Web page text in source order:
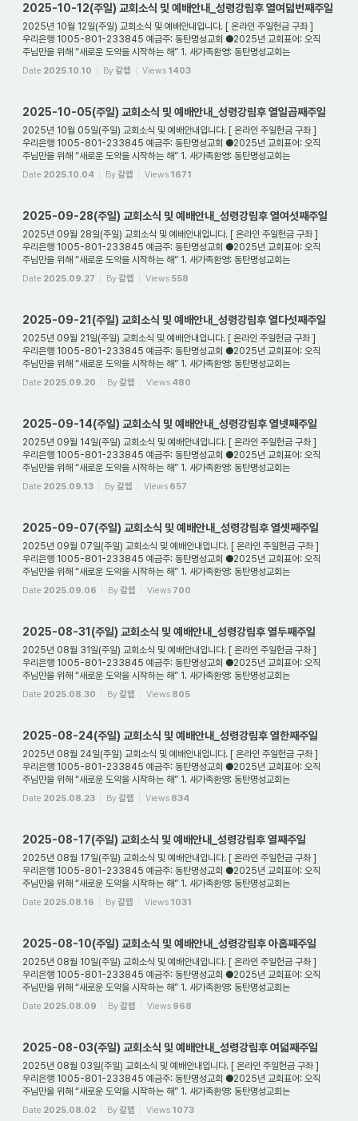
2025-10-12(주일) 교회소식 및 예배안내_성령강림후 열여덟번째주일
2025년 10월 12일(주일) 교회소식 및 예배안내입니다. [ 온라인 주일헌금 구좌 ]
우리은행 1005-801-233845 예금주: 동탄명성교회 ●2025년 교회표어: 오직
주님만을 위해 “새로운 도약을 시작하는 해” 1. 새가족환영: 동탄명성교회는
대한예수교장로회(통합) ...
Date 2025.10.10 By갈렙 Views 1403
2025-10-05(주일) 교회소식 및 예배안내_성령강림후 열일곱째주일
2025년 10월 05일(주일) 교회소식 및 예배안내입니다. [ 온라인 주일헌금 구좌 ]
우리은행 1005-801-233845 예금주: 동탄명성교회 ●2025년 교회표어: 오직
주님만을 위해 “새로운 도약을 시작하는 해” 1. 새가족환영: 동탄명성교회는
Date 2025.10.04 By갈렙 Views 1671
2025-09-28(주일) 교회소식 및 예배안내_성령강림후 열여섯째주일
2025년 09월 28일(주일) 교회소식 및 예배안내입니다. [ 온라인 주일헌금 구좌 ]
우리은행 1005-801-233845 예금주: 동탄명성교회 ●2025년 교회표어: 오직
주님만을 위해 “새로운 도약을 시작하는 해” 1. 새가족환영: 동탄명성교회는
Date 2025.09.27 By갈렙 Views 558
2025-09-21(주일) 교회소식 및 예배안내_성령강림후 열다섯째주일
2025년 09월 21일(주일) 교회소식 및 예배안내입니다. [ 온라인 주일헌금 구좌 ]
우리은행 1005-801-233845 예금주: 동탄명성교회 ●2025년 교회표어: 오직
주님만을 위해 “새로운 도약을 시작하는 해” 1. 새가족환영: 동탄명성교회는
Date 2025.09.20 By갈렙 Views 480
2025-09-14(주일) 교회소식 및 예배안내_성령강림후 열넷째주일
2025년 09월 14일(주일) 교회소식 및 예배안내입니다. [ 온라인 주일헌금 구좌 ]
우리은행 1005-801-233845 예금주: 동탄명성교회 ●2025년 교회표어: 오직
주님만을 위해 “새로운 도약을 시작하는 해” 1. 새가족환영: 동탄명성교회는
대한예수교장로회(통합) ...
Date 2025.09.13 By갈렙 Views 657
2025-09-07(주일) 교회소식 및 예배안내_성령강림후 열셋째주일
2025년 09월 07일(주일) 교회소식 및 예배안내입니다. [ 온라인 주일헌금 구좌 ]
우리은행 1005-801-233845 예금주: 동탄명성교회 ●2025년 교회표어: 오직
주님만을 위해 “새로운 도약을 시작하는 해” 1. 새가족환영: 동탄명성교회는
Date 2025.09.06 By갈렙 Views 700
2025-08-31(주일) 교회소식 및 예배안내_성령강림후 열두째주일
2025년 08월 31일(주일) 교회소식 및 예배안내입니다. [ 온라인 주일헌금 구좌 ]
우리은행 1005-801-233845 예금주: 동탄명성교회 ●2025년 교회표어: 오직
주님만을 위해 “새로운 도약을 시작하는 해” 1. 새가족환영: 동탄명성교회는
Date 2025.08.30 By갈렙 Views 805
2025-08-24(주일) 교회소식 및 예배안내_성령강림후 열한째주일
2025년 08월 24일(주일) 교회소식 및 예배안내입니다. [ 온라인 주일헌금 구좌 ]
우리은행 1005-801-233845 예금주: 동탄명성교회 ●2025년 교회표어: 오직
주님만을 위해 “새로운 도약을 시작하는 해” 1. 새가족환영: 동탄명성교회는
Date 2025.08.23 By갈렙 Views 834
2025-08-17(주일) 교회소식 및 예배안내_성령강림후 열째주일
2025년 08월 17일(주일) 교회소식 및 예배안내입니다. [ 온라인 주일헌금 구좌 ]
우리은행 1005-801-233845 예금주: 동탄명성교회 ●2025년 교회표어: 오직
주님만을 위해 “새로운 도약을 시작하는 해” 1. 새가족환영: 동탄명성교회는
Date 2025.08.16 By갈렙 Views 1031
2025-08-10(주일) 교회소식 및 예배안내_성령강림후 아홉째주일
2025년 08월 10일(주일) 교회소식 및 예배안내입니다. [ 온라인 주일헌금 구좌 ]
우리은행 1005-801-233845 예금주: 동탄명성교회 ●2025년 교회표어: 오직
주님만을 위해 “새로운 도약을 시작하는 해” 1. 새가족환영: 동탄명성교회는
Date 2025.08.09 By갈렙 Views 968
2025-08-03(주일) 교회소식 및 예배안내_성령강림후 여덟째주일
2025년 08월 03일(주일) 교회소식 및 예배안내입니다. [ 온라인 주일헌금 구좌 ]
우리은행 1005-801-233845 예금주: 동탄명성교회 ●2025년 교회표어: 오직
주님만을 위해 “새로운 도약을 시작하는 해” 1. 새가족환영: 동탄명성교회는
Date 2025.08.02 By갈렙 Views 1073